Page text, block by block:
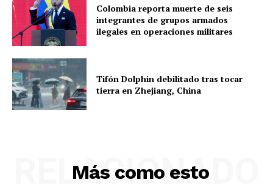
Colombia reporta muerte de seis
integrantes de grupos armados
ilegales en operaciones militares
Tifón Dolphin debilitado tras tocar
tierra en Zhejiang, China
Más como esto
RELACIONADO